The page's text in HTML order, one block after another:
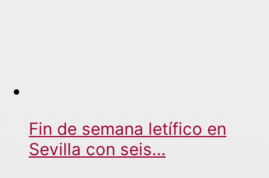
Fin de semana letífico en
Sevilla con seis…